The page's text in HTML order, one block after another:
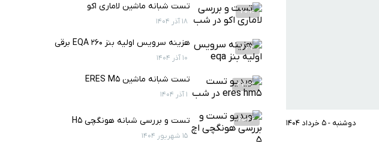
دوشنبه - 5 خرداد 1404
20:10 تست شبانه ماشین لاماری اکو
18 آذر 1404
7:34 هزینه سرویس اولیه بنز EQA 260 برقی
10 آذر 1404
33:13 تست شبانه ماشین ERES M5
1 آذر 1404
25:26 تست و بررسی شبانه هونگچی H5
15 شهریور 1404